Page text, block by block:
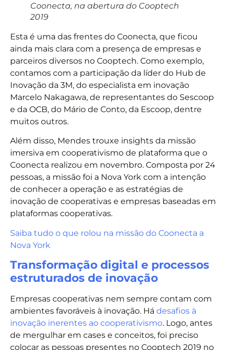
Coonecta, na abertura do Cooptech
2019
Esta é uma das frentes do Coonecta, que ficou
ainda mais clara com a presença de empresas e
parceiros diversos no Cooptech. Como exemplo,
contamos com a participação da líder do Hub de
Inovação da 3M, do especialista em inovação
Marcelo Nakagawa, de representantes do Sescoop
e da OCB, do Mário de Conto, da Escoop, dentre
muitos outros.
Além disso, Mendes trouxe insights da missão
imersiva em cooperativismo de plataforma que o
Coonecta realizou em novembro. Composta por 24
pessoas, a missão foi a Nova York com a intenção
de conhecer a operação e as estratégias de
inovação de cooperativas e empresas baseadas em
plataformas cooperativas.
Saiba tudo o que rolou na missão do Coonecta a
Nova York
Transformação digital e processos
estruturados de inovação
Empresas cooperativas nem sempre contam com
ambientes favoráveis à inovação. Há desafios à
inovação inerentes ao cooperativismo. Logo, antes
de mergulhar em cases e conceitos, foi preciso
colocar as pessoas presentes no Cooptech 2019 no